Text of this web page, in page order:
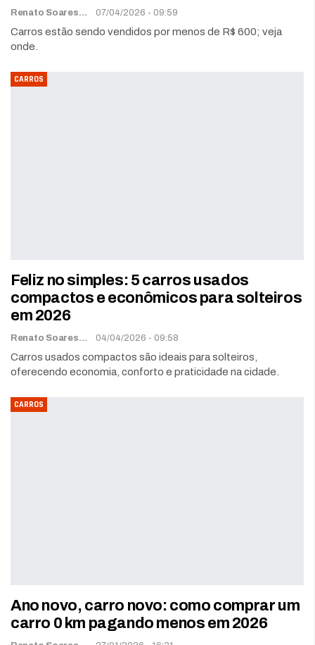
Renato Soares 07/04/2026 - 09:59
Carros estão sendo vendidos por menos de R$ 600; veja
onde.
CARROS
Feliz no simples: 5 carros usados
compactos e econômicos para solteiros
em 2026
Renato Soares 04/04/2026 - 09:58
Carros usados compactos são ideais para solteiros,
oferecendo economia, conforto e praticidade na cidade.
CARROS
Ano novo, carro novo: como comprar um
carro 0 km pagando menos em 2026